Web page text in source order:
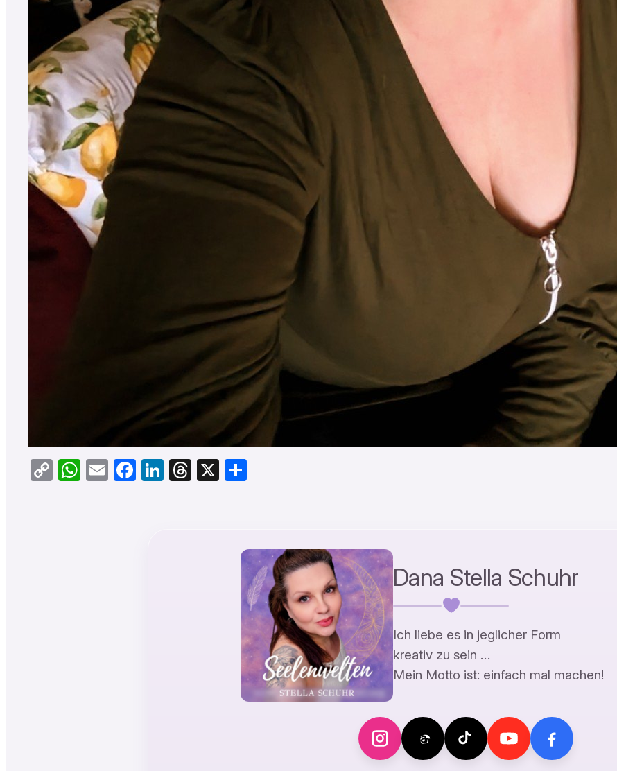
CopyWhatsApp
EmailFacebook
LinkedIn
Threads
X
Dana Stella Schuhr
Ich liebe es in jeglicher Form
kreativ zu sein …
Mein Motto ist: einfach mal machen!